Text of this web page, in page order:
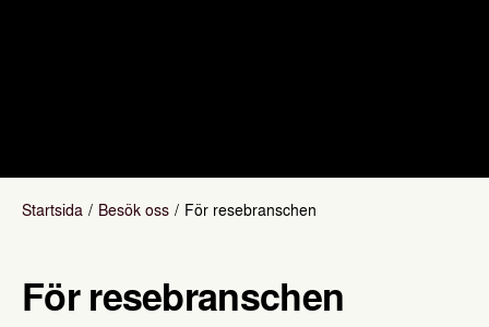
Startsida Besök oss För resebranschen
För resebranschen